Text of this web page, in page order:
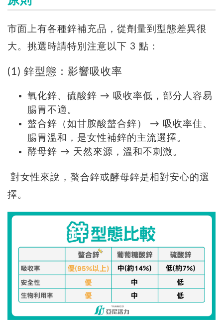
市面上有各種鋅補充品，從劑量到型態差異很
大。挑選時請特別注意以下 3 點：
(1) 鋅型態：影響吸收率
氧化鋅、硫酸鋅 → 吸收率低，部分人容易
腸胃不適。
螯合鋅（如甘胺酸螯合鋅） → 吸收率佳、
腸胃溫和，是女性補鋅的主流選擇。
酵母鋅 → 天然來源，溫和不刺激。
對女性來說，螯合鋅或酵母鋅是相對安心的選
擇。